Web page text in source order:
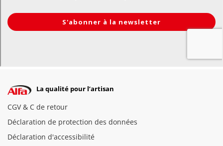
La qualité pour l’artisan
CGV & C de retour
Déclaration de protection des données
Déclaration d'accessibilité